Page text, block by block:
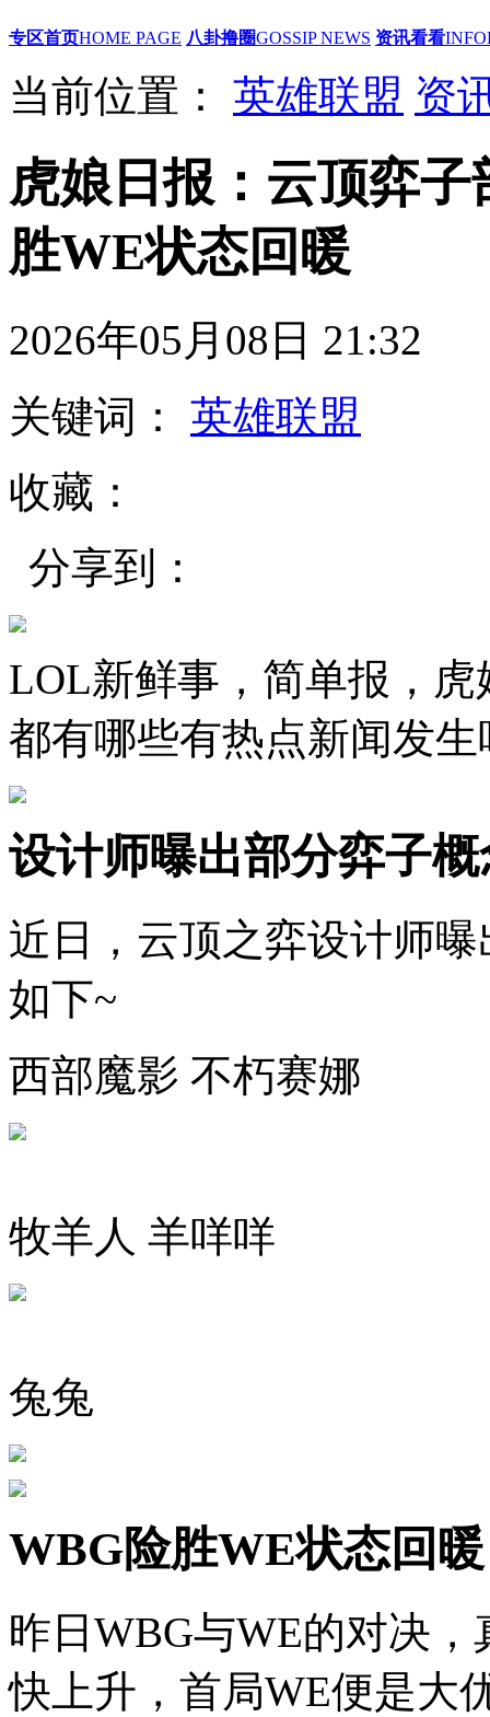
专区首页HOME PAGE 八卦撸圈GOSSIP NEWS 资讯看看
当前位置： 英雄联盟 资
虎娘日报：云顶弈
胜WE状态回暖
2026年05月08日
关键词：
英雄联盟
收藏：
分享到：
LOL新鲜事，简单报，
都有哪些有热点新闻发生
设计师曝出部分弈子
近日，云顶之弈设计师
如下~
西部魔影 不朽赛娜
牧羊人 羊咩咩
兔兔
WBG险胜WE状态回
昨日WBG与WE的对决
快上升，首局WE便是大